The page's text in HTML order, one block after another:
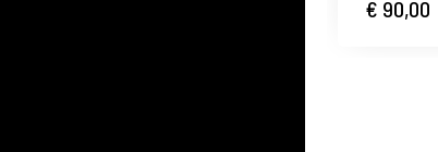
€ 90,00